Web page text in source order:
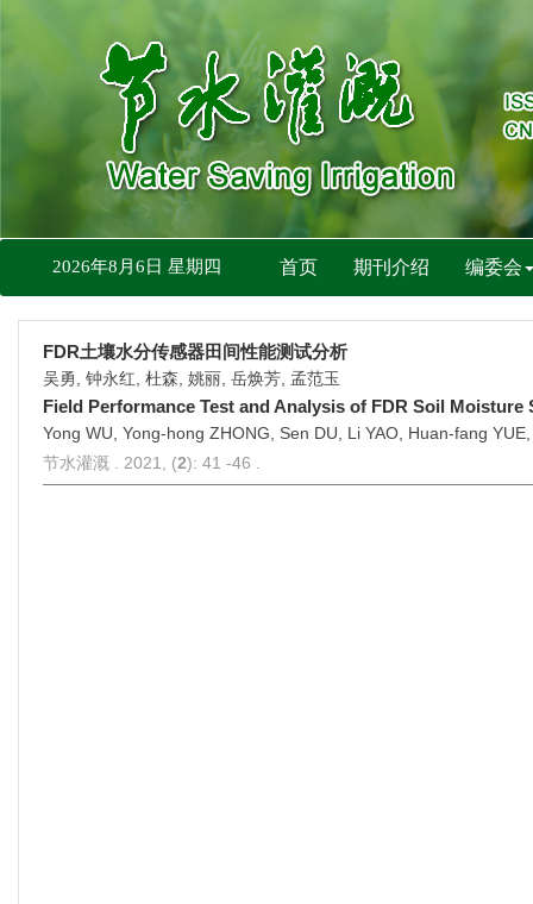
2026年8月6日 星期四 首页 期刊介绍 编委会
FDR土壤水分传感器田间性能测试分析
吴勇, 钟永红, 杜森, 姚丽, 岳焕芳, 孟范玉
Field Performance Test and Analysis of FDR Soil Moisture
Yong WU, Yong-hong ZHONG, Sen DU, Li YAO, Huan-fang
节水灌溉 . 2021, (2): 41 -46 .